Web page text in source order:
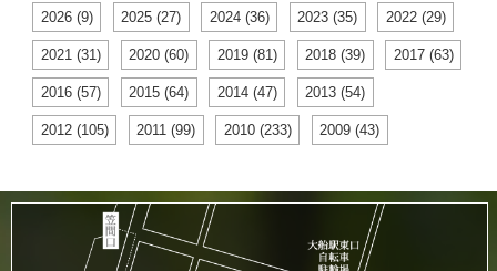
2026 (9) 2025 (27) 2024 (36) 2023 (35) 2022 (29)
2021 (31) 2020 (60) 2019 (81) 2018 (39) 2017 (63)
2016 (57) 2015 (64) 2014 (47) 2013 (54)
2012 (105) 2011 (99) 2010 (233) 2009 (43)